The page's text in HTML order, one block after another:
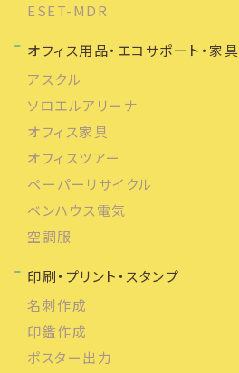
ESET-MDR
オフィス用品・エコサポート・家具
アスクル
ソロエルアリーナ
オフィス家具
オフィスツアー
ペーパーリサイクル
ベンハウス電気
空調服
印刷・プリント・スタンプ
名刺作成
印鑑作成
ポスター出力